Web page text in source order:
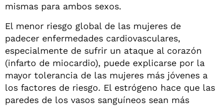
mismas para ambos sexos.
El menor riesgo global de las mujeres de
padecer enfermedades cardiovasculares,
especialmente de sufrir un ataque al corazón
(infarto de miocardio), puede explicarse por la
mayor tolerancia de las mujeres más jóvenes a
los factores de riesgo. El estrógeno hace que las
paredes de los vasos sanguíneos sean más